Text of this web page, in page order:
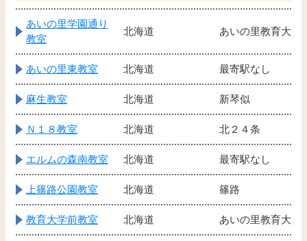
あいの里学園通り
教室
北海道 あいの里教育大
あいの里東教室 北海道 最寄駅なし
麻生教室 北海道 新琴似
Ｎ１８教室 北海道 北２４条
エルムの森南教室 北海道 最寄駅なし
上篠路公園教室 北海道 篠路
教育大学前教室 北海道 あいの里教育大